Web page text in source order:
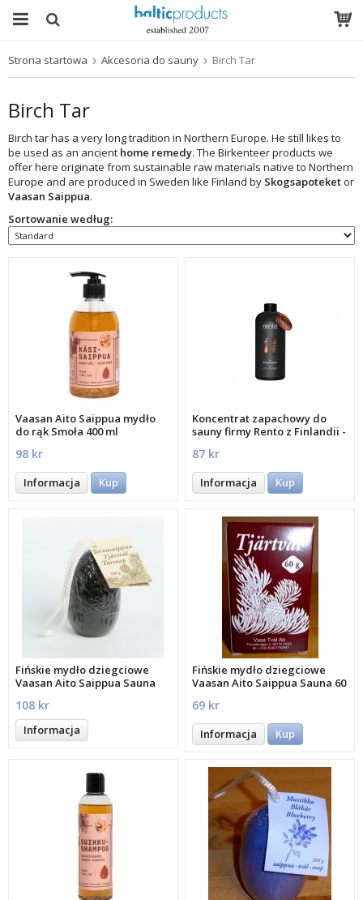
Strona startowa Akcesoria do sauny Birch Tar
Birch Tar
Birch tar has a very long tradition in Northern Europe. He still likes to
be used as an ancient home remedy. The Birkenteer products we
offer here originate from sustainable raw materials native to Northern
Europe and are produced in Sweden like Finland by Skogsapoteketor
Vaasan Saippua.
Sortowanie według:
Vaasan Aito Saippua mydło
do rąk Smoła 400 ml
98 kr
Informacja Kup
Koncentrat zapachowy do
sauny firmy Rento z Finlandii -
87 kr
Informacja Kup
Fińskie mydło dziegciowe
Vaasan Aito Saippua Sauna
108 kr
Informacja
Fińskie mydło dziegciowe
Vaasan Aito Saippua Sauna 60
69 kr
Informacja Kup